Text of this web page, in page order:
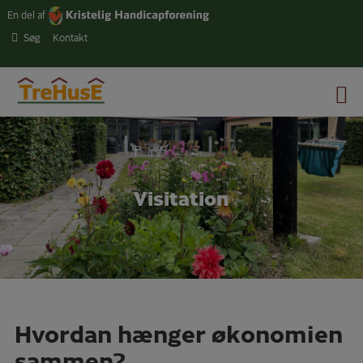
Hop
indholdet
En del af
Søg
Kontakt
Visitation
Hvordan hænger økonomien